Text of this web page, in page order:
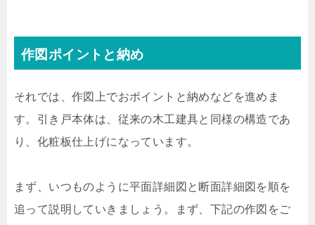
作図ポイントと納め
それでは、作図上でおポイントと納めなどを進めま
す。引き戸本体は、従来の木工建具と同様の構造であ
り、化粧板仕上げになっています。
まず、いつものように平面詳細図と断面詳細図を順を
追って説明していきましょう。まず、下記の作図をご